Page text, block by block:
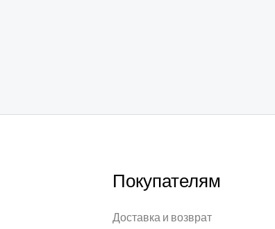
Покупателям
Доставка и возврат